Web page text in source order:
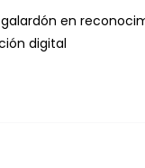
en
digital